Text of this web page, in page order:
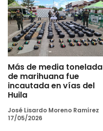
Más de media tonelada
de marihuana fue
incautada en vías del
Huila
José Lisardo Moreno Ramírez
17/05/2026